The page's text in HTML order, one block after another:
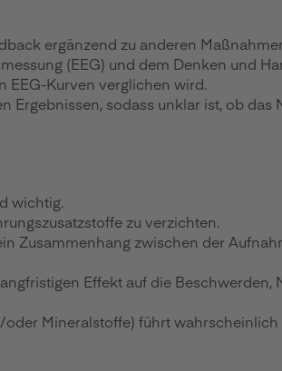
ergänzend zu anderen
(EEG) und dem Denken und
EEG-Kurven verglichen wird.
sodass unklar ist, ob
wichtig.
zu verzichten.
Zusammenhang zwischen der
Effekt auf die
Mineralstoffe) führt